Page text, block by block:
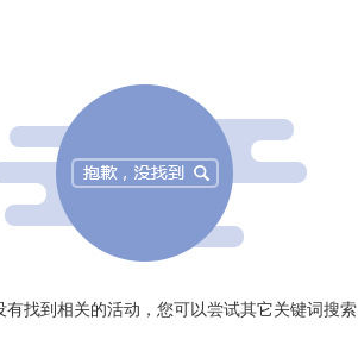
有找到相关的活动，您可以尝试其它关键词搜索